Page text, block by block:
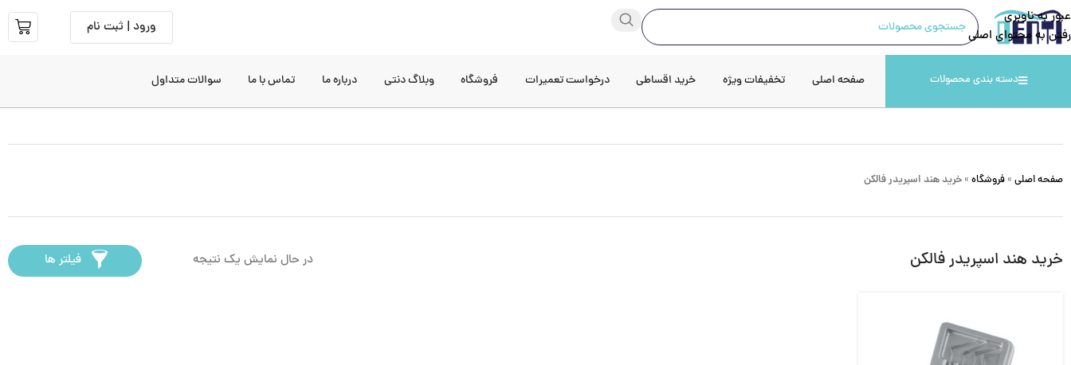
عبور به ناوبری
رفتن به محتوای اصلی
ورود | ثبت نام
دسته بندی محصولات صفحه اصلی تخفیفات ویژه خرید اقساطی درخواست تعمیرات فروشگاه وبلاگ دنتی درباره ما تماس با ما سوالات متداول
صفحه اصلی » فروشگاه » خرید هند اسپریدر فالکن
خرید هند اسپریدر فالکن در حال نمایش یک نتیجه فیلتر ها